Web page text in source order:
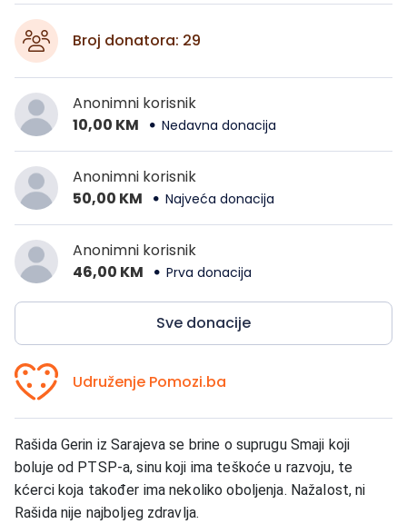
Broj donatora: 29
Anonimni korisnik
10,00 KM
Nedavna donacija
Anonimni korisnik
50,00 KM
Najveća donacija
Anonimni korisnik
46,00 KM
Prva donacija
Sve donacije
Udruženje Pomozi.ba
Rašida Gerin iz Sarajeva se brine o suprugu Smaji koji
boluje od PTSP-a, sinu koji ima teškoće u razvoju, te
kćerci koja također ima nekoliko oboljenja. Nažalost, ni
Rašida nije najboljeg zdravlja.